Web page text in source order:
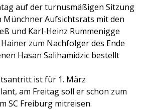
auf der turnusmäßigen Sitzung
Münchner Aufsichtsrats mit den
und Karl-Heinz Rummenigge
zum Nachfolger des Ende
Hasan Salihamidzic bestellt
ist für 1. März
am Freitag soll er schon zum
SC Freiburg mitreisen.